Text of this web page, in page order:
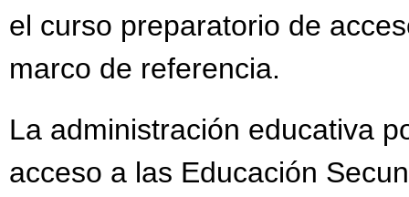
el curso preparatorio de
marco de referencia.
La administración educativa
acceso a las Educación